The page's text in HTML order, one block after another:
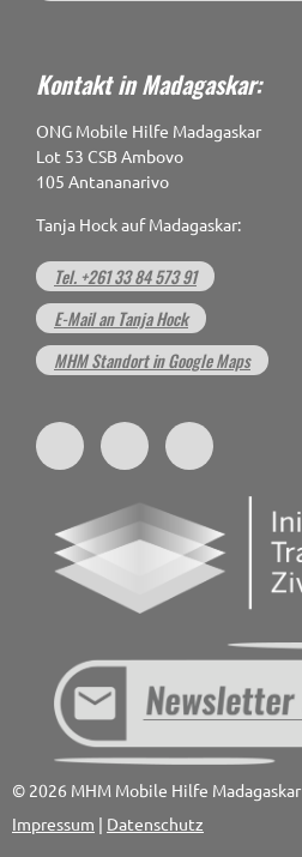
Kontakt in Madagaskar:
ONG Mobile Hilfe Madagaskar
Lot 53 CSB Ambovo
105 Antananarivo
Tanja Hock auf Madagaskar:
Tel. +261 33 84 573 91
E-Mail an Tanja Hock
MHM Standort in Google Maps
© 2026 MHM Mobile Hilfe Madagaskar
Impressum
Datenschutz